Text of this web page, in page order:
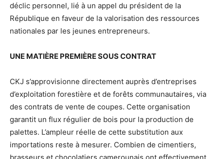
déclic personnel, lié à un appel du président de la
République en faveur de la valorisation des ressources
nationales par les jeunes entrepreneurs.
UNE MATIÈRE PREMIÈRE SOUS CONTRAT
CKJ s’approvisionne directement auprès d’entreprises
d’exploitation forestière et de forêts communautaires, via
des contrats de vente de coupes. Cette organisation
garantit un flux régulier de bois pour la production de
palettes. L’ampleur réelle de cette substitution aux
importations reste à mesurer. Combien de cimentiers,